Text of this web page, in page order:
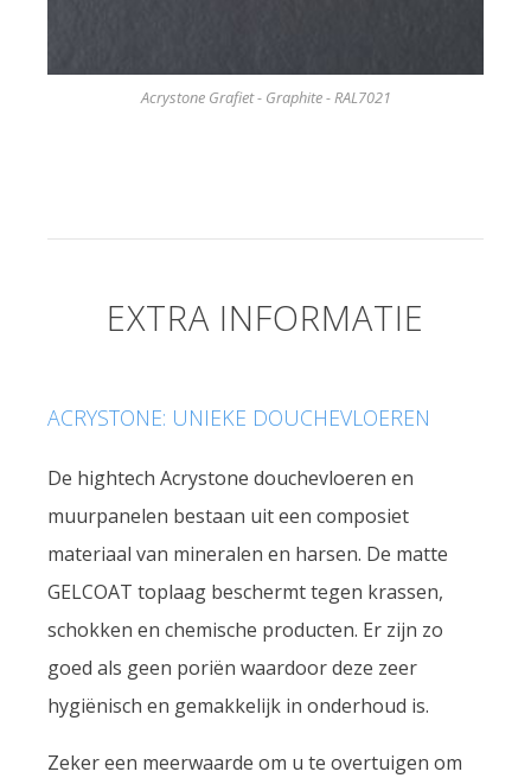
Acrystone Grafiet - Graphite - RAL7021
EXTRA INFORMATIE
ACRYSTONE: UNIEKE DOUCHEVLOEREN
De hightech Acrystone douchevloeren en
muurpanelen bestaan uit een composiet
materiaal van mineralen en harsen. De matte
GELCOAT toplaag beschermt tegen krassen,
schokken en chemische producten. Er zijn zo
goed als geen poriën waardoor deze zeer
hygiënisch en gemakkelijk in onderhoud is.
Zeker een meerwaarde om u te overtuigen om